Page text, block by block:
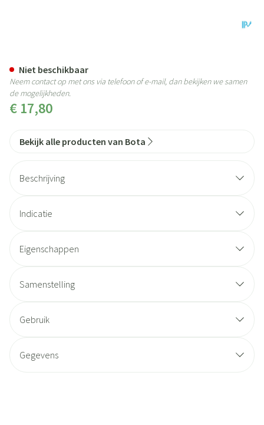
€ 17,80
Niet beschikbaar
Neem contact op met ons via telefoon of e-mail, dan bekijken we samen
de mogelijkheden.
Bekijk alle producten van Bota
Beschrijving
Indicatie
Eigenschappen
Samenstelling
Gebruik
Gegevens